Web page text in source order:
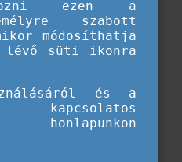
ezen a
szabott
módosíthatja
lévő süti ikonra
és a
honlapunkon